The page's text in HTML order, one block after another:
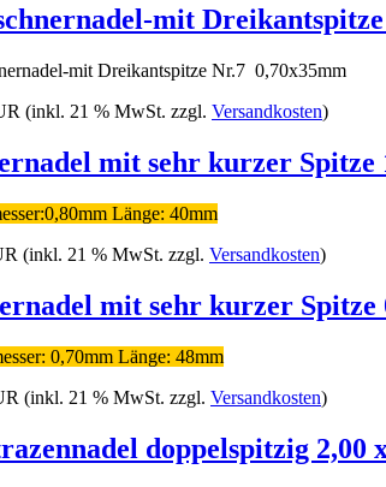
mit Dreikantspitze
mit Dreikantspitze Nr.7 0,70x35mm
(inkl. 21 % MwSt. zzgl. Versandkosten)
mit sehr kurzer Spitze
Länge: 40mm
(inkl. 21 % MwSt. zzgl. Versandkosten)
mit sehr kurzer Spitze
0,70mm Länge: 48mm
(inkl. 21 % MwSt. zzgl. Versandkosten)
doppelspitzig 2,00